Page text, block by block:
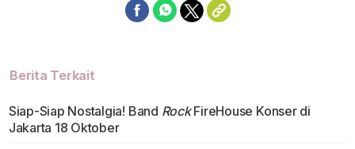
Berita Terkait
Siap-Siap Nostalgia! Band RockFireHouse Konser di
Jakarta 18 Oktober